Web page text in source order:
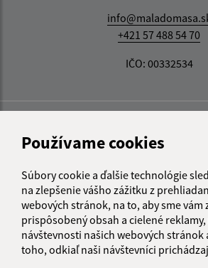
Používame cookies
Súbory cookie a ďalšie technológie
na zlepšenie vášho zážitku z
webových stránok, na to, aby sme vám
prispôsobený obsah a cielené reklamy,
návštevnosti našich webových stránok
toho, odkiaľ naši návštevníci
+421 57 488 54 70
IČO: 00332534